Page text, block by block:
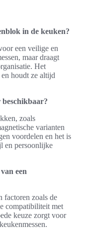
in de keuken?
een veilige en
maar draagt
Het
houdt ze altijd
beschikbaar?
zoals
varianten
voordelen en het is
en persoonlijke
een
factoren zoals de
compatibiliteit met
keuze zorgt voor